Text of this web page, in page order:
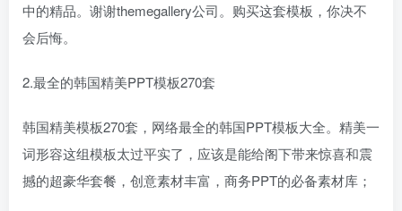
中的精品。谢谢themegallery公司。购买这套模板，你决不
会后悔。
2.最全的韩国精美PPT模板270套
韩国精美模板270套，网络最全的韩国PPT模板大全。精美一
词形容这组模板太过平实了，应该是能给阁下带来惊喜和震
撼的超豪华套餐，创意素材丰富，商务PPT的必备素材库；